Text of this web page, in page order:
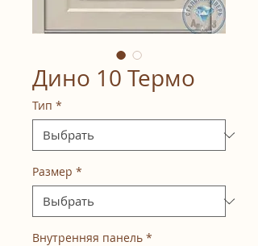
Дино 10 Термо
Тип *
Размер *
Внутренняя панель *